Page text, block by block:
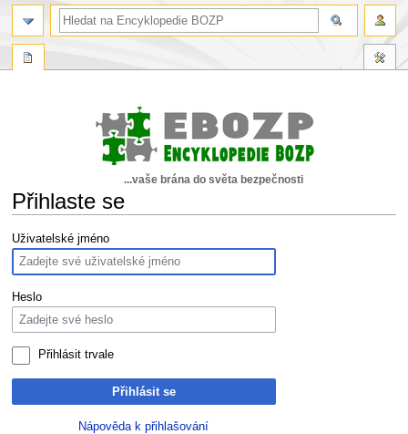
...vaše brána do světa bezpečnosti
Přihlaste se
Skočit
na
navigaci
Skočit
na
vyhledávání
Uživatelské jméno
Heslo
Přihlásit trvale
Přihlásit se
Nápověda k přihlašování